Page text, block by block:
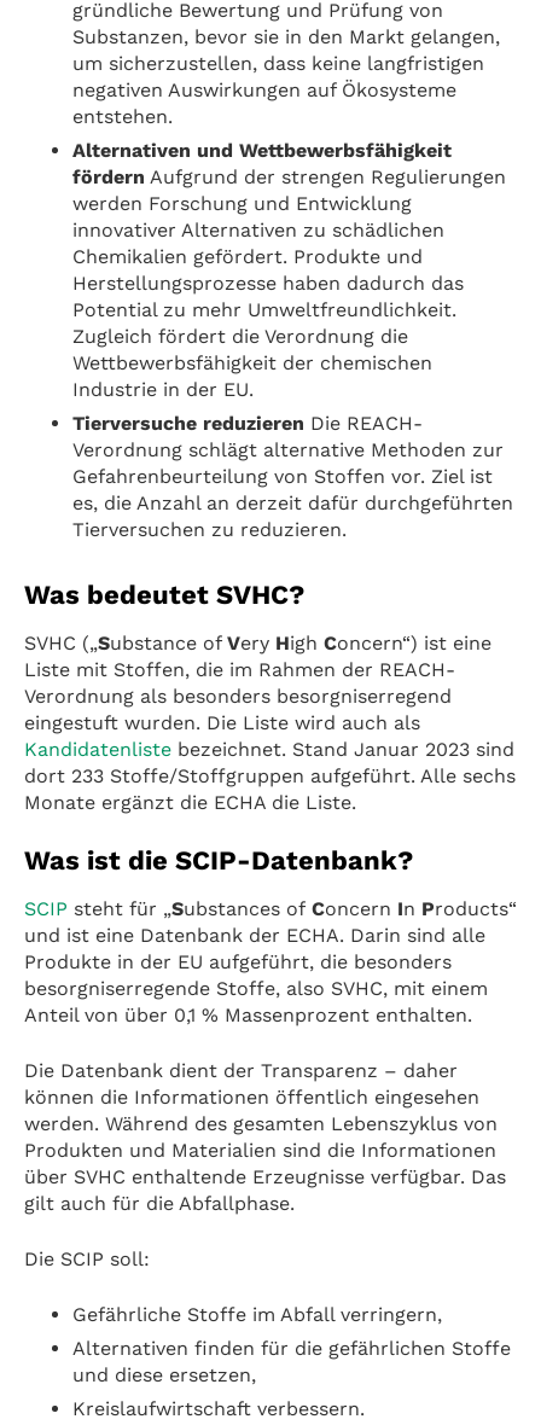
gründliche Bewertung und Prüfung von
Substanzen, bevor sie in den Markt gelangen,
um sicherzustellen, dass keine langfristigen
negativen Auswirkungen auf Ökosysteme
entstehen.
Alternativen und Wettbewerbsfähigkeit
fördern Aufgrund der strengen Regulierungen
werden Forschung und Entwicklung
innovativer Alternativen zu schädlichen
Chemikalien gefördert. Produkte und
Herstellungsprozesse haben dadurch das
Potential zu mehr Umweltfreundlichkeit.
Zugleich fördert die Verordnung die
Wettbewerbsfähigkeit der chemischen
Industrie in der EU.
Tierversuche reduzieren Die REACH-
Verordnung schlägt alternative Methoden zur
Gefahrenbeurteilung von Stoffen vor. Ziel ist
es, die Anzahl an derzeit dafür durchgeführten
Tierversuchen zu reduzieren.
Was bedeutet SVHC?
SVHC („Substance of Very High Concern“) ist eine
Liste mit Stoffen, die im Rahmen der REACH-
Verordnung als besonders besorgniserregend
eingestuft wurden. Die Liste wird auch als
Kandidatenliste bezeichnet. Stand Januar 2023 sind
dort 233 Stoffe/Stoffgruppen aufgeführt. Alle sechs
Monate ergänzt die ECHA die Liste.
Was ist die SCIP-Datenbank?
SCIP steht für „Substances of Concern In Products“
und ist eine Datenbank der ECHA. Darin sind alle
Produkte in der EU aufgeführt, die besonders
besorgniserregende Stoffe, also SVHC, mit einem
Anteil von über 0,1 % Massenprozent enthalten.
Die Datenbank dient der Transparenz – daher
können die Informationen öffentlich eingesehen
werden. Während des gesamten Lebenszyklus von
Produkten und Materialien sind die Informationen
über SVHC enthaltende Erzeugnisse verfügbar. Das
gilt auch für die Abfallphase.
Die SCIP soll:
Gefährliche Stoffe im Abfall verringern,
Alternativen finden für die gefährlichen Stoffe
und diese ersetzen,
Kreislaufwirtschaft verbessern.